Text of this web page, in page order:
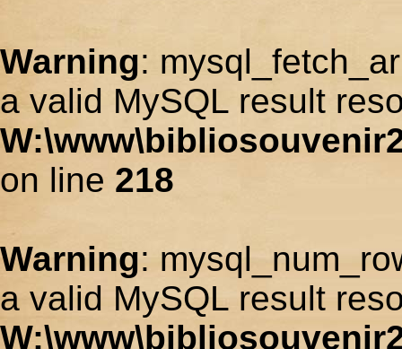
Warning:
a valid MySQL result
on line 218
Warning:
a valid MySQL result